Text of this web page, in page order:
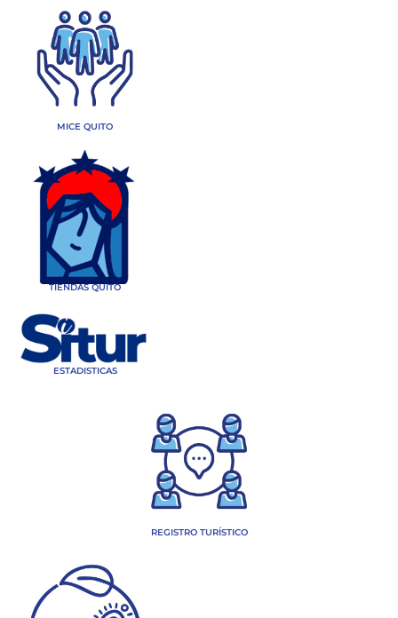
MICE QUITO
TIENDAS QUITO
ESTADISTICAS
REGISTRO TURÍSTICO